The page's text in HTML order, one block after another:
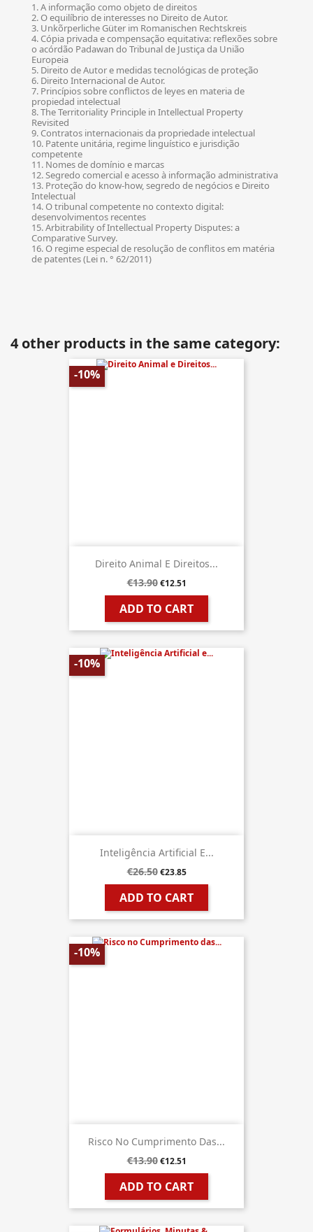
1. A informação como objeto de direitos
2. O equilíbrio de interesses no Direito de Autor.
3. Unkõrperliche Güter im Romanischen Rechtskreis
4. Cópia privada e compensação equitativa: reflexões sobre
o acórdão Padawan do Tribunal de Justiça da União
Europeia
5. Direito de Autor e medidas tecnológicas de proteção
6. Direito Internacional de Autor.
7. Princípios sobre conflictos de leyes en materia de
propiedad intelectual
8. The Territoriality Principle in Intellectual Property
Revisited
9. Contratos internacionais da propriedade intelectual
10. Patente unitária, regime linguístico e jurisdição
competente
11. Nomes de domínio e marcas
12. Segredo comercial e acesso à informação administrativa
13. Proteção do know-how, segredo de negócios e Direito
Intelectual
14. O tribunal competente no contexto digital:
desenvolvimentos recentes
15. Arbitrability of Intellectual Property Disputes: a
Comparative Survey.
16. O regime especial de resolução de conflitos em matéria
de patentes (Lei n. ° 62/2011)
4 other products in the same category:
Direito Animal E Direitos...
€13.90 €12.51
ADD TO CART
-10%
Inteligência Artificial E...
€26.50 €23.85
ADD TO CART
-10%
Risco No Cumprimento Das...
€13.90 €12.51
ADD TO CART
-10%